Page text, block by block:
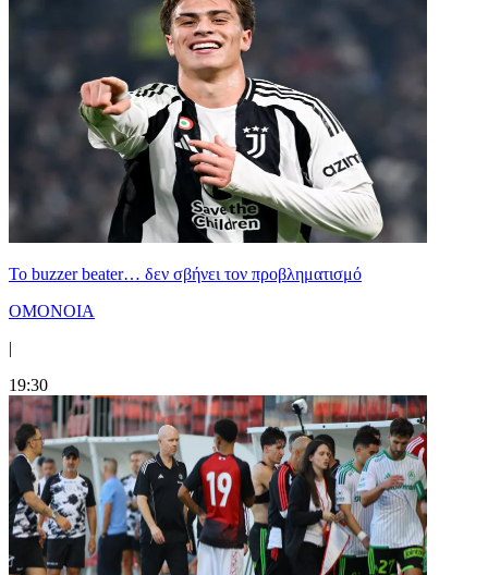
Το buzzer beater… δεν σβήνει τoν προβληματισμό
ΟΜΟΝΟΙΑ
|
19:30